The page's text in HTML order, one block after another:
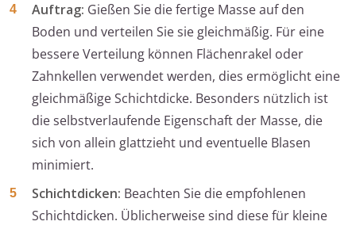
Auftrag: Gießen Sie die fertige Masse auf den
Boden und verteilen Sie sie gleichmäßig. Für eine
bessere Verteilung können Flächenrakel oder
Zahnkellen verwendet werden, dies ermöglicht eine
gleichmäßige Schichtdicke. Besonders nützlich ist
die selbstverlaufende Eigenschaft der Masse, die
sich von allein glattzieht und eventuelle Blasen
minimiert.
Schichtdicken: Beachten Sie die empfohlenen
Schichtdicken. Üblicherweise sind diese für kleine